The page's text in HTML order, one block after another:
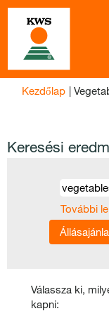
Kezdőlap |
Keresési
További
Válassza ki,
kapni: